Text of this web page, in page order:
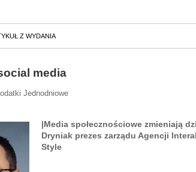
Z WYDANIA
media
Jednodniowe
|Media społecznościowe zmieniają
Dryniak prezes zarządu Agencji
Style